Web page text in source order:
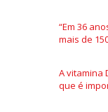
“Em 36
mais de
A vitamina
que é